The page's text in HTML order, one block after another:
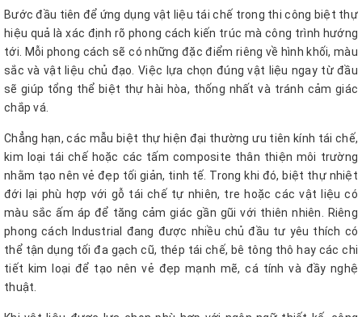
Bước đầu tiên để ứng dụng vật liệu tái chế trong thi công biệt thự
hiệu quả là xác định rõ phong cách kiến trúc mà công trình hướng
tới. Mỗi phong cách sẽ có những đặc điểm riêng về hình khối, màu
sắc và vật liệu chủ đạo. Việc lựa chọn đúng vật liệu ngay từ đầu
sẽ giúp tổng thể biệt thự hài hòa, thống nhất và tránh cảm giác
chắp vá.
Chẳng hạn, các mẫu biệt thự hiện đại thường ưu tiên kính tái chế,
kim loại tái chế hoặc các tấm composite thân thiện môi trường
nhằm tạo nên vẻ đẹp tối giản, tinh tế. Trong khi đó, biệt thự nhiệt
đới lại phù hợp với gỗ tái chế tự nhiên, tre hoặc các vật liệu có
màu sắc ấm áp để tăng cảm giác gần gũi với thiên nhiên. Riêng
phong cách Industrial đang được nhiều chủ đầu tư yêu thích có
thể tận dụng tối đa gạch cũ, thép tái chế, bê tông thô hay các chi
tiết kim loại để tạo nên vẻ đẹp mạnh mẽ, cá tính và đầy nghệ
thuật.